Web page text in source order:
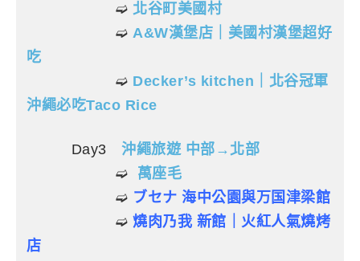
➫ 北谷町美國村
➫ A&W漢堡店｜美國村漢堡超好
吃
➫ Decker’s kitchen｜北谷冠軍
沖繩必吃Taco Rice
Day3 沖繩旅遊 中部→北部
➫
萬座毛
➫ ブセナ 海中公園與万国津梁館
➫ 燒肉乃我 新館｜火紅人氣燒烤
店